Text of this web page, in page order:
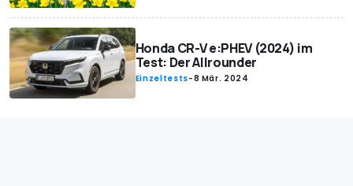
Honda CR-V e:PHEV (2024) im
Test: Der Allrounder
Einzeltests-8 Mär. 2024